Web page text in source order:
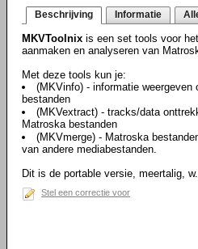
Beschrijving Informatie
MKVToolnix is een set tools voor
aanmaken en analyseren van
Met deze tools kun je:
(MKVinfo) - informatie weergeven
bestanden
(MKVextract) - tracks/data
Matroska bestanden
(MKVmerge) - Matroska
van andere mediabestanden.
Dit is de portable versie, meertalig,
Stel een correctie voor